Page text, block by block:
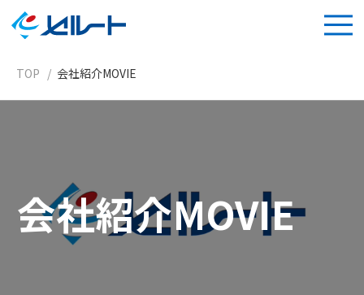
TOP 会社紹介MOVIE
会社紹介MOVIE